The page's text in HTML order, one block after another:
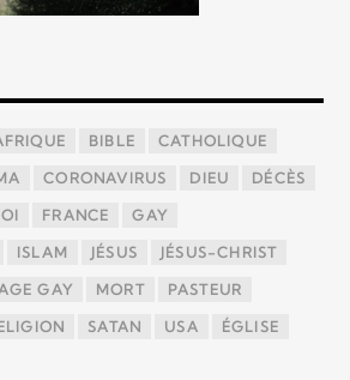
BIBLE CATHOLIQUE
CORONAVIRUS DIEU DÉCÈS
FRANCE GAY
ISLAM JÉSUS JÉSUS-CHRIST
GAY MORT PASTEUR
SATAN USA ÉGLISE